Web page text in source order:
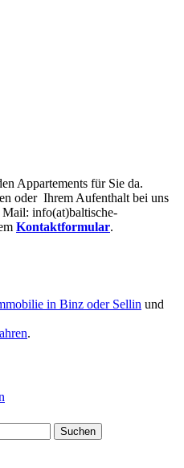
Appartements für Sie da.
oder Ihrem Aufenthalt bei uns
info(at)baltische-
Kontaktformular.
in Binz oder Sellin und
.